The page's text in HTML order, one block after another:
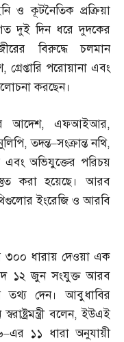
ও কূটনৈতিক প্রক্রিয়া
দুই দিন ধরে দুদকের
বিরুদ্ধে চলমান
, গ্রেপ্তারি পরোয়ানা এবং
করছেন।
আদেশ,এফআইআর,
,তদন্ত–সংক্রান্ত নথি,
এবং অভিযুক্তের পরিচয়
করা হয়েছে। আরব
ইংরেজি ও আরবি
৩০০ ধারায় দেওয়া এক
আহমদ ১২ জুন সংযুক্ত আরব
তথ্য দেন। আবুধাবির
বলেন,ইউএই
–এর ১১ ধারা অনুযায়ী